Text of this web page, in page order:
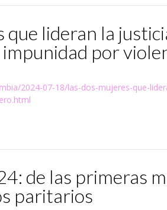
que lideran la
por
2024-07-18/las-dos-mujeres-que-
de las primeras
paritarios